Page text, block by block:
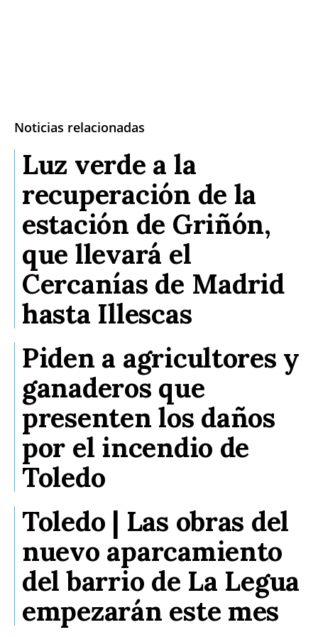
Noticias relacionadas
Luz verde a la
recuperación de la
estación de Griñón,
que llevará el
Cercanías de Madrid
hasta Illescas
Piden a agricultores y
ganaderos que
presenten los daños
por el incendio de
Toledo
Toledo | Las obras del
nuevo aparcamiento
del barrio de La Legua
empezarán este mes